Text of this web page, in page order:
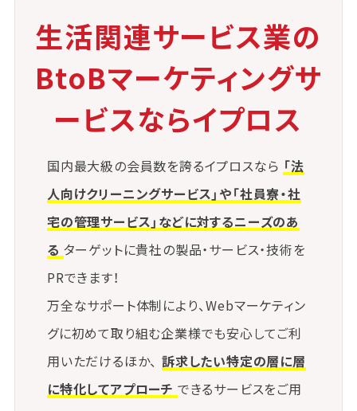
事業計画や補助金設計が増加しています。
住民の生活に密着した支援とLCCの視点が融合するこ
とで、より効果的な政策運営が可能になります。
④ LCCと環境配慮の接点拡大
省エネ・省資源を前提としたサービス選定は、環境負
荷の低減にも寄与します。
持続可能性を重視する企業や個人にとって、LCCは重
要な判断材料となっています。
足度が高まり、リピート利用や紹介につながります。
LCCを重視することで、事業の持続性そのものも高ま
ります。
生活関連サービス業の
BtoBマーケティングサ
ービスならイプロス
国内最大級の会員数を誇るイプロスなら 「法
人向けクリーニングサービス」や「社員寮・社
宅の管理サービス」などに対するニーズのあ
る ターゲットに貴社の製品・サービス・技術を
PRできます！
万全なサポート体制により、Webマーケティン
グに初めて取り組む企業様でも安心してご利
用いただけるほか、 訴求したい特定の層に層
に特化してアプローチ できるサービスをご用